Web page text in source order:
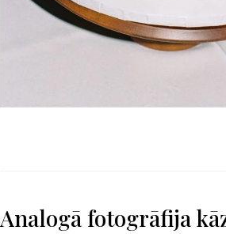
Analogā fotogrāfija